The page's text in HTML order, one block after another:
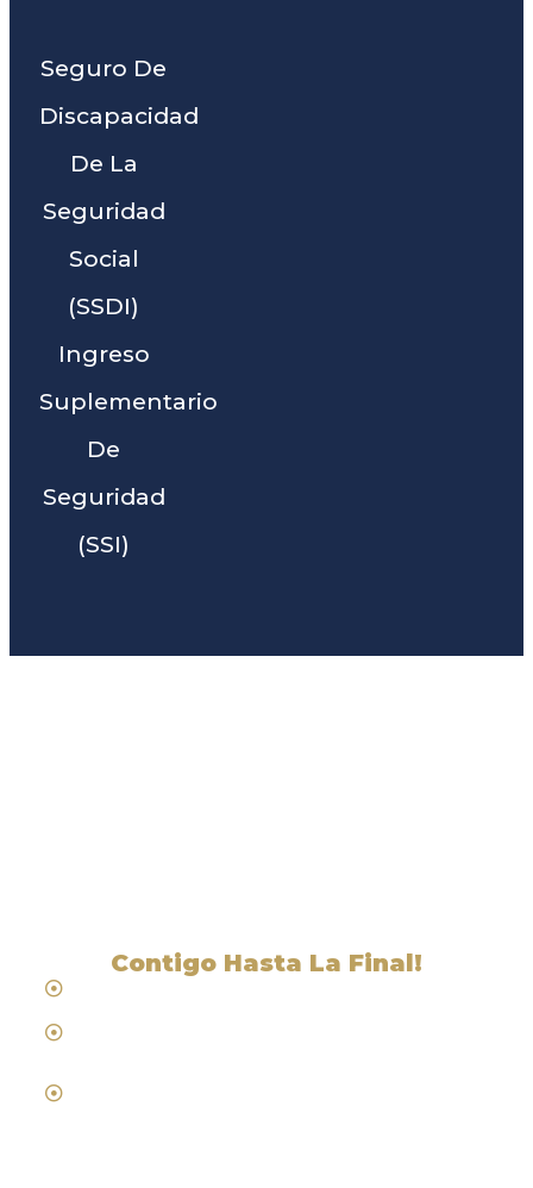
Seguro De
Discapacidad
De La
Seguridad
Social
(SSDI)
Ingreso
Suplementario
De
Seguridad
(SSI)
Contigo Hasta La Final!